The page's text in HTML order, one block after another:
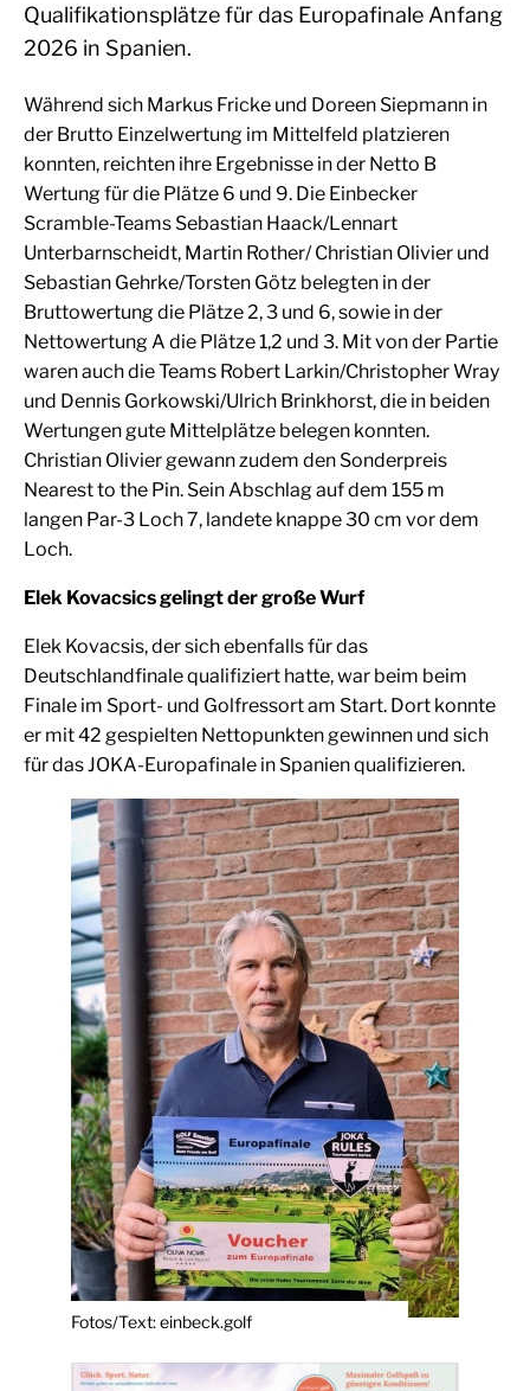
Qualifikationsplätze für das Europafinale Anfang
2026 in Spanien.
Während sich Markus Fricke und Doreen Siepmann in
der Brutto Einzelwertung im Mittelfeld platzieren
konnten, reichten ihre Ergebnisse in der Netto B
Wertung für die Plätze 6 und 9. Die Einbecker
Scramble-Teams Sebastian Haack/Lennart
Unterbarnscheidt, Martin Rother/ Christian Olivier und
Sebastian Gehrke/Torsten Götz belegten in der
Bruttowertung die Plätze 2, 3 und 6, sowie in der
Nettowertung A die Plätze 1,2 und 3. Mit von der Partie
waren auch die Teams Robert Larkin/Christopher Wray
und Dennis Gorkowski/Ulrich Brinkhorst, die in beiden
Wertungen gute Mittelplätze belegen konnten.
Christian Olivier gewann zudem den Sonderpreis
Nearest to the Pin. Sein Abschlag auf dem 155 m
langen Par-3 Loch 7, landete knappe 30 cm vor dem
Loch.
Elek Kovacsics gelingt der große Wurf
Elek Kovacsis, der sich ebenfalls für das
Deutschlandfinale qualifiziert hatte, war beim beim
Finale im Sport- und Golfressort am Start. Dort konnte
er mit 42 gespielten Nettopunkten gewinnen und sich
für das JOKA-Europafinale in Spanien qualifizieren.
Fotos/Text: einbeck.golf